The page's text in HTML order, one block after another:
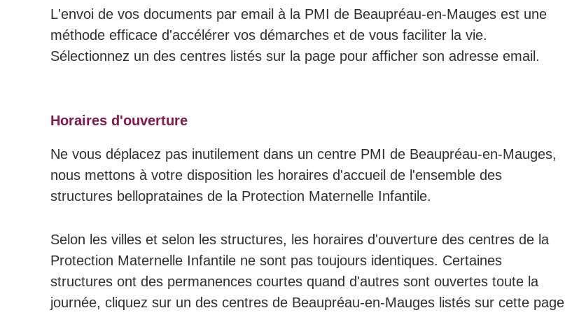
L'envoi de vos documents par email à la PMI de Beaupréau-en-Mauges est une
méthode efficace d'accélérer vos démarches et de vous faciliter la vie.
Sélectionnez un des centres listés sur la page pour afficher son adresse email.
Horaires d'ouverture
Ne vous déplacez pas inutilement dans un centre PMI de Beaupréau-en-Mauges,
nous mettons à votre disposition les horaires d'accueil de l'ensemble des
structures belloprataines de la Protection Maternelle Infantile.
Selon les villes et selon les structures, les horaires d'ouverture des centres de la
Protection Maternelle Infantile ne sont pas toujours identiques. Certaines
structures ont des permanences courtes quand d'autres sont ouvertes toute la
journée, cliquez sur un des centres de Beaupréau-en-Mauges listés sur cette page